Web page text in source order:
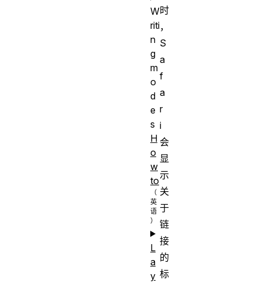
时
，
S
a
f
a
r
i
会
显
示
关
于
链
接
的
标
W
riti
n
g
m
o
d
e
s
H
o
w
to
L
a
y